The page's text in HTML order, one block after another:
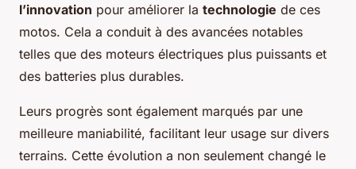
l’innovation pour améliorer la technologie de ces
motos. Cela a conduit à des avancées notables
telles que des moteurs électriques plus puissants et
des batteries plus durables.
Leurs progrès sont également marqués par une
meilleure maniabilité, facilitant leur usage sur divers
terrains. Cette évolution a non seulement changé le